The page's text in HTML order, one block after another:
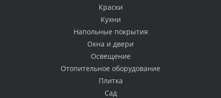
Краски
Кухни
Напольные покрытия
Окна и двери
Освещение
Отопительное оборудование
Плитка
Сад